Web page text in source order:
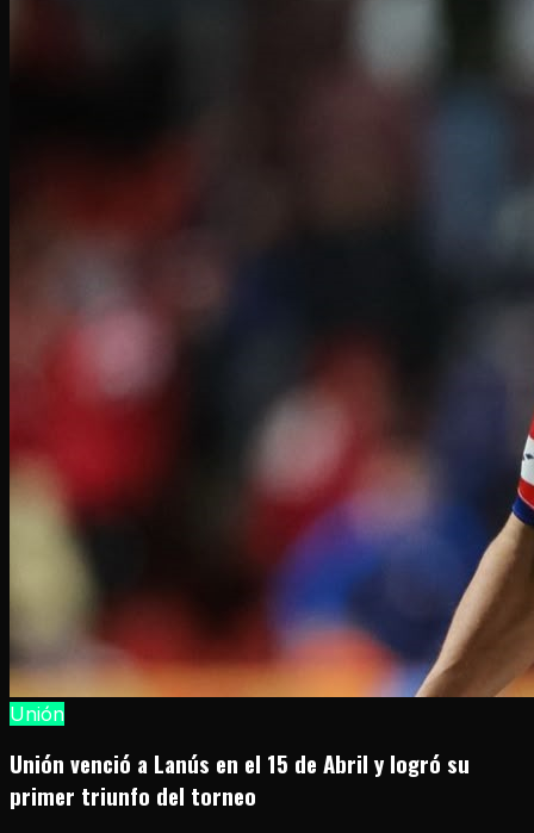
Unión
Unión venció a Lanús en el 15 de Abril y logró su
primer triunfo del torneo